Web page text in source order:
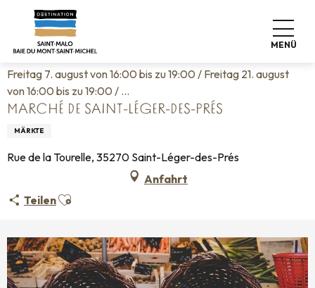
contenu
MENÜ
Startseite
Veranstaltungskalender
Marché de Saint-Léger-des-Prés
Freitag 7. august von 16:00 bis zu 19:00 / Freitag 21. august
von 16:00 bis zu 19:00 / ...
MARCHÉ DE SAINT-LÉGER-DES-PRÉS
MÄRKTE
Rue de la Tourelle, 35270 Saint-Léger-des-Prés
Anfahrt
TeilenAjouter aux favoris